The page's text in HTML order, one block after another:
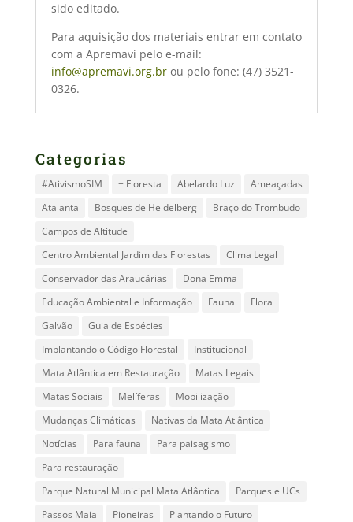
sido editado.
Para aquisição dos materiais entrar em contato
com a Apremavi pelo e-mail:
info@apremavi.org.brou pelo fone: (47) 3521-
0326.
Categorias
#AtivismoSIM + Floresta Abelardo Luz
Ameaçadas
Atalanta
Bosques de Heidelberg
Braço do Trombudo
Campos de Altitude
Centro Ambiental Jardim das Florestas
Clima Legal
Conservador das Araucárias
Dona Emma
Educação Ambiental e Informação
Fauna
Flora
Galvão
Guia de Espécies
Implantando o Código Florestal
Institucional
Mata Atlântica em Restauração
Matas Legais
Matas Sociais
Melíferas
Mobilização
Mudanças Climáticas
Nativas da Mata Atlântica
Notícias
Para fauna
Para paisagismo
Para restauração
Parque Natural Municipal Mata Atlântica
Parques e UCs
Passos Maia
Pioneiras
Plantando o Futuro